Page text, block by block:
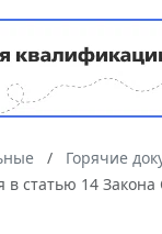
Горячие
статью 14